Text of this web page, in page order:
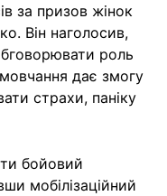
за призов жінок
Він наголосив,
роль
дає змогу
страхи, паніку
бойовий
мобілізаційний